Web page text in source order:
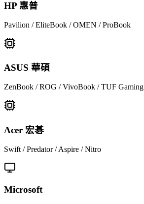
HP 惠普
Pavilion / EliteBook / OMEN / ProBook
ASUS 華碩
ZenBook / ROG / VivoBook / TUF Gaming
Acer 宏碁
Swift / Predator / Aspire / Nitro
Microsoft